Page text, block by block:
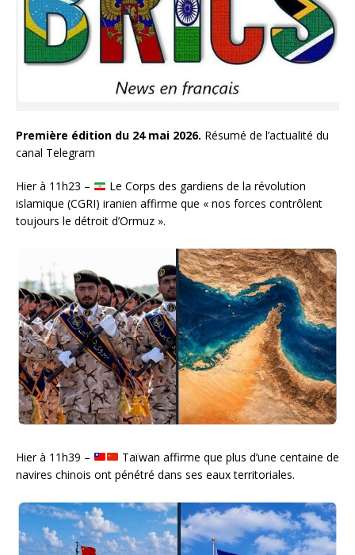
Première édition du 24 mai 2026. Résumé de l’actualité du
canal Telegram
Hier à 11h23 –
Le Corps des gardiens de la révolution
islamique (CGRI) iranien affirme que « nos forces contrôlent
toujours le détroit d’Ormuz ».
Hier à 11h39 –
Taïwan affirme que plus d’une centaine de
navires chinois ont pénétré dans ses eaux territoriales.